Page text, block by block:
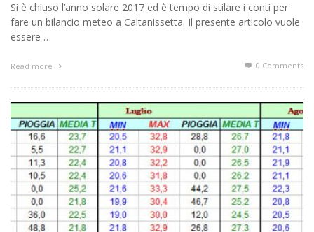
Si è chiuso l’anno solare 2017 ed è tempo di stilare i conti per
fare un bilancio meteo a Caltanissetta. Il presente articolo vuole
essere …
Read more 0 Comments